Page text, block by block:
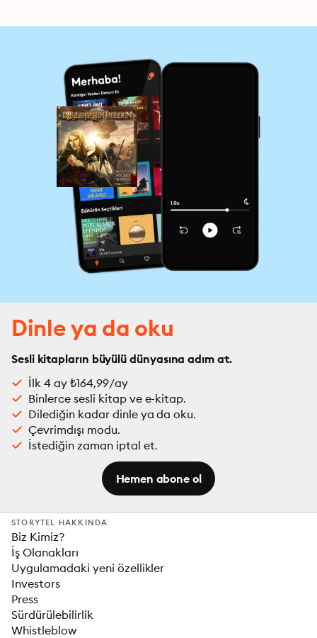
Dinle ya da oku
Sesli kitapların büyülü dünyasına adım at.
İlk 4 ay ₺164,99/ay
Binlerce sesli kitap ve e-kitap.
Dilediğin kadar dinle ya da oku.
Çevrimdışı modu.
İstediğin zaman iptal et.
Hemen abone ol
STORYTEL HAKKINDA
Biz Kimiz?
İş Olanakları
Uygulamadaki yeni özellikler
Investors
Press
Sürdürülebilirlik
Whistleblow